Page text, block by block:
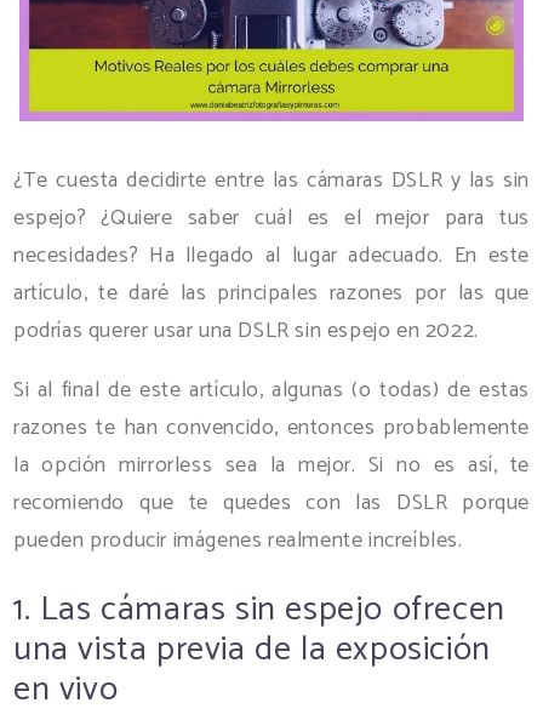
¿Te cuesta decidirte entre las cámaras DSLR y las sin
espejo? ¿Quiere saber cuál es el mejor para tus
necesidades? Ha llegado al lugar adecuado. En este
artículo, te daré las principales razones por las que
podrías querer usar una DSLR sin espejo en 2022.
Si al final de este artículo, algunas (o todas) de estas
razones te han convencido, entonces probablemente
la opción mirrorless sea la mejor. Si no es así, te
recomiendo que te quedes con las DSLR porque
pueden producir imágenes realmente increíbles.
1. Las cámaras sin espejo ofrecen
una vista previa de la exposición
en vivo